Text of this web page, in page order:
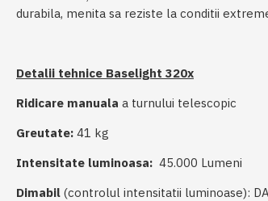
durabila, menita sa reziste la conditii
Detalii tehnice Baselight 320x
Ridicare manuala a turnului telescopic
Greutate: 41 kg
Intensitate luminoasa: 45.000 Lumeni
Dimabil (controlul intensitatii luminoase): DA